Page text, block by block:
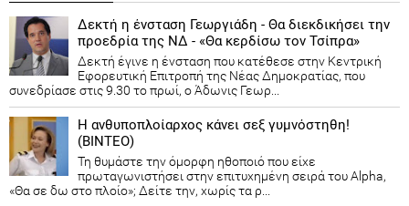
Δεκτή η ένσταση Γεωργιάδη - Θα διεκδικήσει την
προεδρία της ΝΔ - «Θα κερδίσω τον Τσίπρα»
Δεκτή έγινε η ένσταση που κατέθεσε στην Κεντρική
Εφορευτική Επιτροπή της Νέας Δημοκρατίας, που
συνεδρίασε στις 9.30 το πρωί, ο Άδωνις Γεωρ...
Η ανθυποπλοίαρχος κάνει σεξ γυμνόστηθη!
(ΒΙΝΤΕΟ)
Τη θυμάστε την όμορφη ηθοποιό που είχε
πρωταγωνιστήσει στην επιτυχημένη σειρά του Alpha,
«Θα σε δω στο πλοίο»; Δείτε την, χωρίς τα ρ...